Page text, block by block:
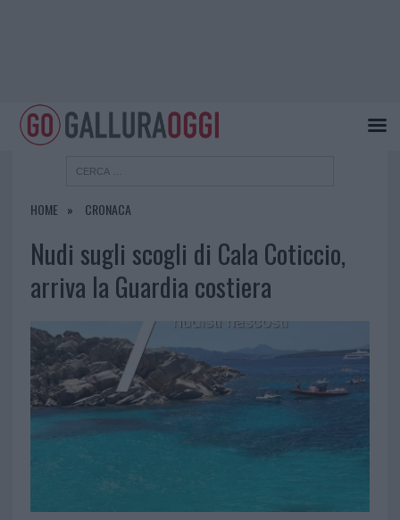
HOME CRONACA
Nudi sugli scogli di Cala Coticcio,
arriva la Guardia costiera